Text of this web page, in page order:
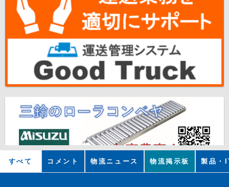
すべて コメント 物流ニュース 物流掲示板 製品・